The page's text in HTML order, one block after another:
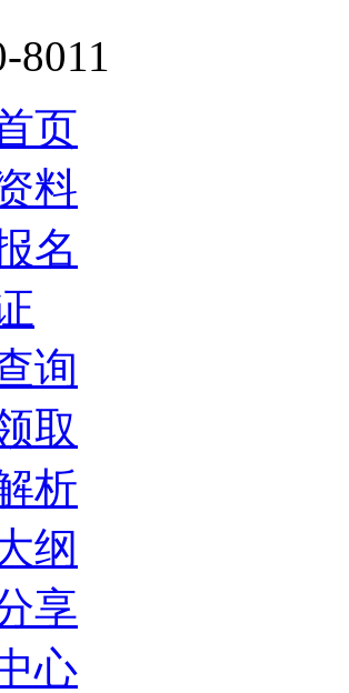
8011
页
料
名
询
取
析
纲
享
心